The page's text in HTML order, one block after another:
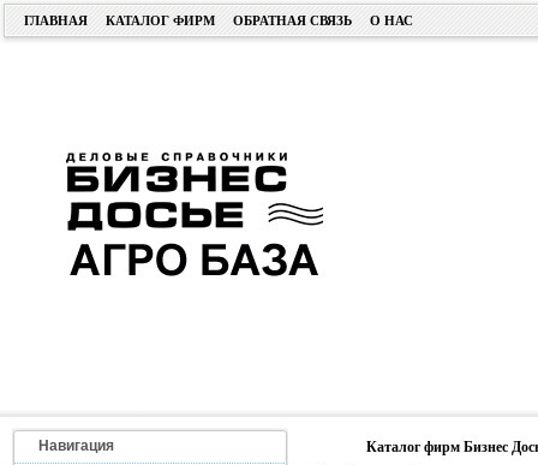
ГЛАВНАЯ КАТАЛОГ ФИРМ ОБРАТНАЯ СВЯЗЬ О НАС
Навигация
Каталог фирм Бизнес